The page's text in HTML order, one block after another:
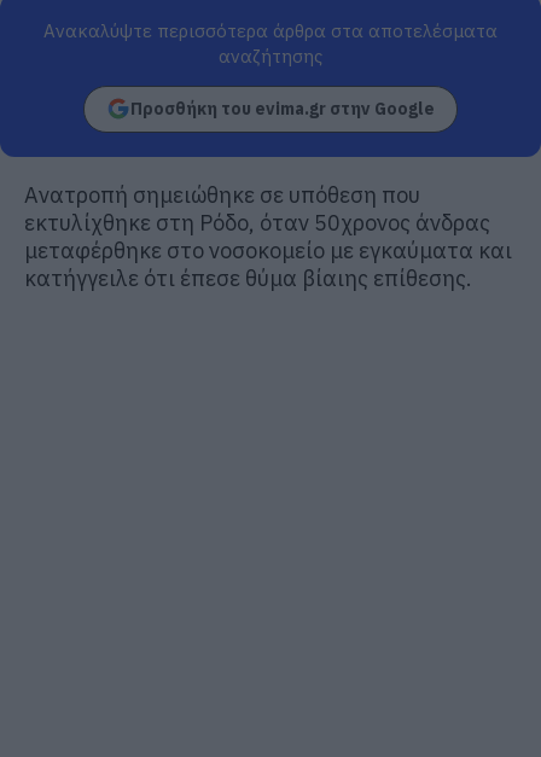
Ανακαλύψτε περισσότερα άρθρα στα αποτελέσματα
αναζήτησης
Προσθήκη του evima.gr στην Google
Ανατροπή σημειώθηκε σε υπόθεση που
εκτυλίχθηκε στη Ρόδο, όταν 50χρονος άνδρας
μεταφέρθηκε στο νοσοκομείο με εγκαύματα και
κατήγγειλε ότι έπεσε θύμα βίαιης επίθεσης.